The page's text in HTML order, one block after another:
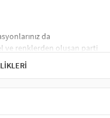
da
ve renklerden oluşan parti
bir hal alacak.
dökülmeleri yaşanacaktır.